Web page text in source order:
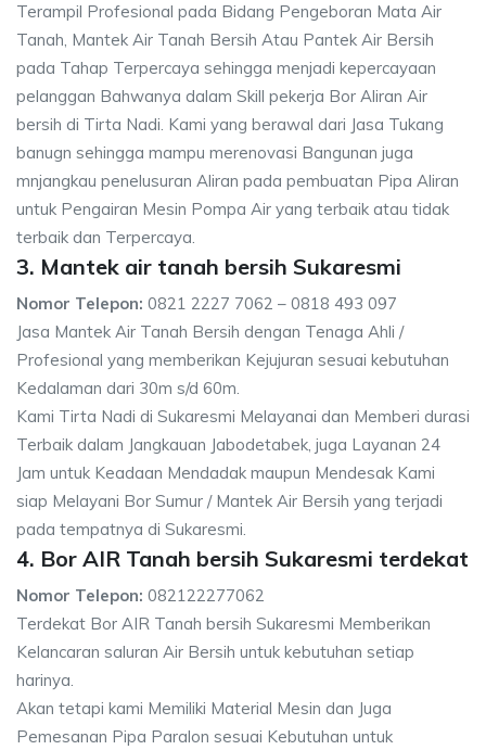
Terampil Profesional pada Bidang Pengeboran Mata Air
Tanah, Mantek Air Tanah Bersih Atau Pantek Air Bersih
pada Tahap Terpercaya sehingga menjadi kepercayaan
pelanggan Bahwanya dalam Skill pekerja Bor Aliran Air
bersih di Tirta Nadi. Kami yang berawal dari Jasa Tukang
banugn sehingga mampu merenovasi Bangunan juga
mnjangkau penelusuran Aliran pada pembuatan Pipa Aliran
untuk Pengairan Mesin Pompa Air yang terbaik atau tidak
terbaik dan Terpercaya.
3. Mantek air tanah bersih Sukaresmi
Nomor Telepon: 0821 2227 7062 – 0818 493 097
Jasa Mantek Air Tanah Bersih dengan Tenaga Ahli /
Profesional yang memberikan Kejujuran sesuai kebutuhan
Kedalaman dari 30m s/d 60m.
Kami Tirta Nadi di Sukaresmi Melayanai dan Memberi durasi
Terbaik dalam Jangkauan Jabodetabek, juga Layanan 24
Jam untuk Keadaan Mendadak maupun Mendesak Kami
siap Melayani Bor Sumur / Mantek Air Bersih yang terjadi
pada tempatnya di Sukaresmi.
4. Bor AIR Tanah bersih Sukaresmi terdekat
Nomor Telepon: 082122277062
Terdekat Bor AIR Tanah bersih Sukaresmi Memberikan
Kelancaran saluran Air Bersih untuk kebutuhan setiap
harinya.
Akan tetapi kami Memiliki Material Mesin dan Juga
Pemesanan Pipa Paralon sesuai Kebutuhan untuk